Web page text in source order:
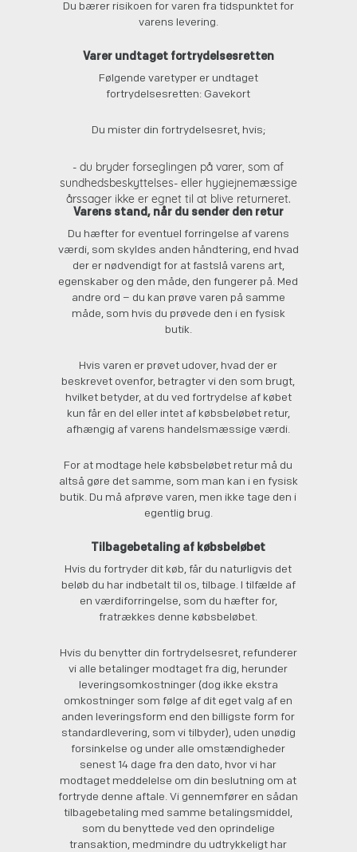
Du bærer risikoen for varen fra tidspunktet for
varens levering.
Varer undtaget fortrydelsesretten
Følgende varetyper er undtaget
fortrydelsesretten: Gavekort
Du mister din fortrydelsesret, hvis;
- du bryder forseglingen på varer, som af
sundhedsbeskyttelses- eller hygiejnemæssige
årssager ikke er egnet til at blive returneret.
Varens stand, når du sender den retur
Du hæfter for eventuel forringelse af varens
værdi, som skyldes anden håndtering, end hvad
der er nødvendigt for at fastslå varens art,
egenskaber og den måde, den fungerer på. Med
andre ord – du kan prøve varen på samme
måde, som hvis du prøvede den i en fysisk
butik.
Hvis varen er prøvet udover, hvad der er
beskrevet ovenfor, betragter vi den som brugt,
hvilket betyder, at du ved fortrydelse af købet
kun får en del eller intet af købsbeløbet retur,
afhængig af varens handelsmæssige værdi.
For at modtage hele købsbeløbet retur må du
altså gøre det samme, som man kan i en fysisk
butik. Du må afprøve varen, men ikke tage den i
egentlig brug.
Tilbagebetaling af købsbeløbet
Hvis du fortryder dit køb, får du naturligvis det
beløb du har indbetalt til os, tilbage. I tilfælde af
en værdiforringelse, som du hæfter for,
fratrækkes denne købsbeløbet.
Hvis du benytter din fortrydelsesret, refunderer
vi alle betalinger modtaget fra dig, herunder
leveringsomkostninger (dog ikke ekstra
omkostninger som følge af dit eget valg af en
anden leveringsform end den billigste form for
standardlevering, som vi tilbyder), uden unødig
forsinkelse og under alle omstændigheder
senest 14 dage fra den dato, hvor vi har
modtaget meddelelse om din beslutning om at
fortryde denne aftale. Vi gennemfører en sådan
tilbagebetaling med samme betalingsmiddel,
som du benyttede ved den oprindelige
transaktion, medmindre du udtrykkeligt har